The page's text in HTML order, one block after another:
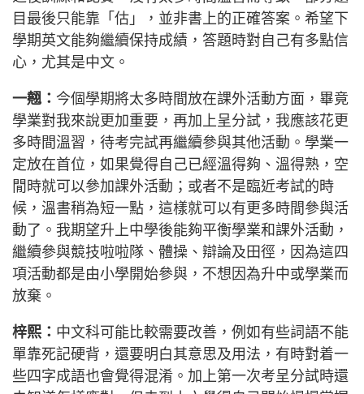
目最後只能靠「估」，並非書上的正確答案。希望下
學期英文能夠繼續保持成績，答題時對自己有多點信
心，尤其是中文。
一翹： 今個學期將太多時間放在課外活動方面，畢竟
學業對我來說更加重要，再加上呈分試，我應該花更
多時間溫習，待考完試再繼續參與其他活動。學業一
定放在首位，如果覺得自己已經溫得夠、溫得熟，空
閒時就可以參加課外活動；或者不是臨近考試的時
候，溫書稍為短一點，這樣就可以有更多時間參與活
動了。我期望升上中學後能夠平衡學業和課外活動，
繼續參與競技啦啦隊、體操、辯論及田徑，因為這四
項活動都是由小學開始參與，不想因為升中或學業而
放棄。
梓熙： 中文科可能比較需要改善，例如有些詞語不能
單靠死記硬背，還要明白其意思及用法，有時對着一
些四字成語也會覺得混淆。加上第一次考呈分試時還